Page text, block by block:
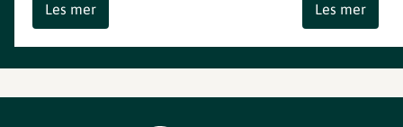
Les mer
Les mer